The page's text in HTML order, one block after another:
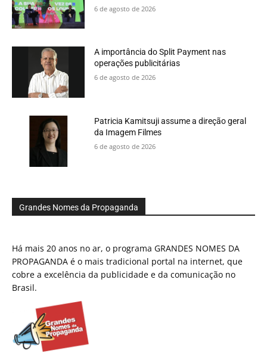
6 de agosto de 2026
A importância do Split Payment nas
operações publicitárias
6 de agosto de 2026
Patricia Kamitsuji assume a direção geral
da Imagem Filmes
6 de agosto de 2026
Grandes Nomes da Propaganda
Há mais 20 anos no ar, o programa GRANDES NOMES DA
PROPAGANDA é o mais tradicional portal na internet, que
cobre a excelência da publicidade e da comunicação no
Brasil.